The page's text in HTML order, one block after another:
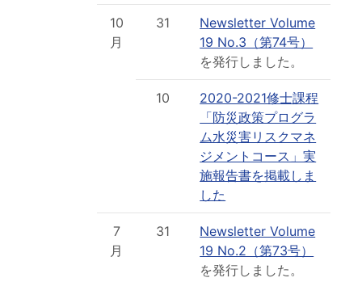
10
月
31
Newsletter Volume
19 No.3（第74号）
を発行しました。
10
2020-2021修士課程
「防災政策プログラ
ム水災害リスクマネ
ジメントコース」実
施報告書を掲載しま
した
7
月
31
Newsletter Volume
19 No.2（第73号）
を発行しました。